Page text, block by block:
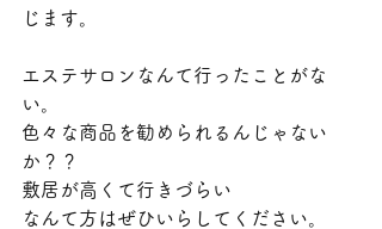
じます。
エステサロンなんて行ったことがな
い。
色々な商品を勧められるんじゃない
か？？
敷居が高くて行きづらい
なんて方はぜひいらしてください。